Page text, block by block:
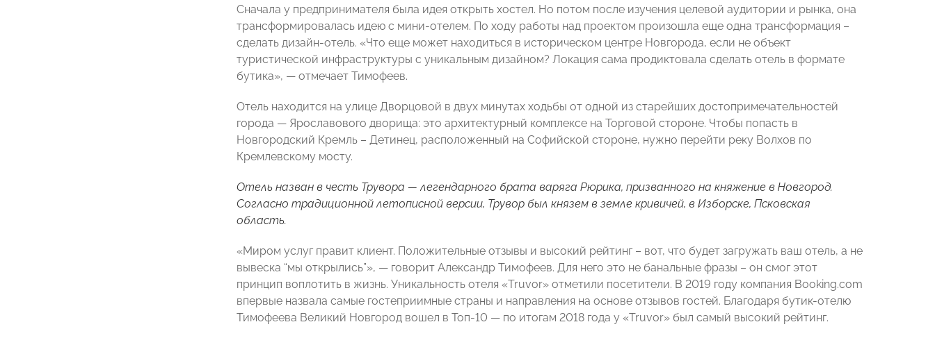
Сначала у предпринимателя была идея открыть хостел. Но потом после изучения целевой аудитории и рынка, она
трансформировалась идею с мини-отелем. По ходу работы над проектом произошла еще одна трансформация –
сделать дизайн-отель. «Что еще может находиться в историческом центре Новгорода, если не объект
туристической инфраструктуры с уникальным дизайном? Локация сама продиктовала сделать отель в формате
бутика», — отмечает Тимофеев.
Отель находится на улице Дворцовой в двух минутах ходьбы от одной из старейших достопримечательностей
города — Ярославового дворища: это архитектурный комплексе на Торговой стороне. Чтобы попасть в
Новгородский Кремль – Детинец, расположенный на Софийской стороне, нужно перейти реку Волхов по
Кремлевскому мосту.
Отель назван в честь Трувора — легендарного брата варяга Рюрика, призванного на княжение в Новгород.
Согласно традиционной летописной версии, Трувор был князем в земле кривичей, в Изборске, Псковская
область.
«Миром услуг правит клиент. Положительные отзывы и высокий рейтинг – вот, что будет загружать ваш отель, а не
вывеска “мы открылись”», — говорит Александр Тимофеев. Для него это не банальные фразы – он смог этот
принцип воплотить в жизнь. Уникальность отеля «Truvor» отметили посетители. В 2019 году компания Booking.com
впервые назвала самые гостеприимные страны и направления на основе отзывов гостей. Благодаря бутик-отелю
Тимофеева Великий Новгород вошел в Топ-10 — по итогам 2018 года у «Truvor» был самый высокий рейтинг.